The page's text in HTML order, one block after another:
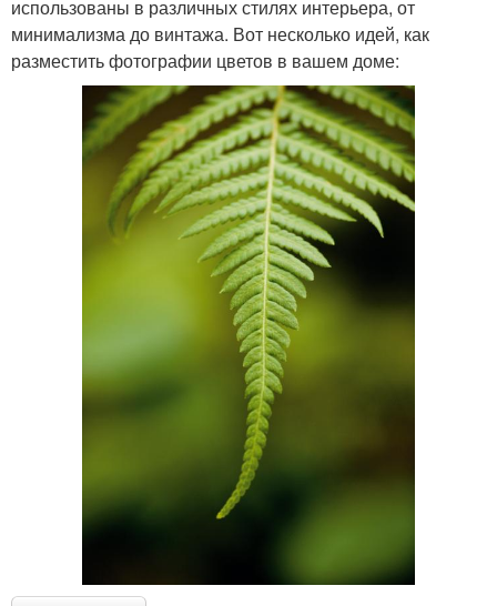
использованы в различных стилях интерьера, от
минимализма до винтажа. Вот несколько идей, как
разместить фотографии цветов в вашем доме: